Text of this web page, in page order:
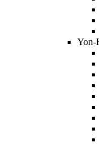
Yon-